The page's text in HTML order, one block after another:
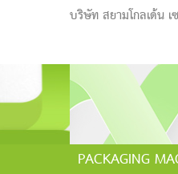
บริษัท สยามโกลเด้น
PACKAGING